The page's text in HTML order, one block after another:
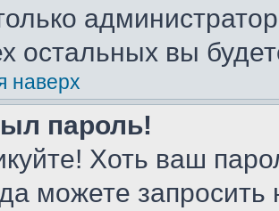
остальных вы
наверх
пароль!
Хоть ваш
можете